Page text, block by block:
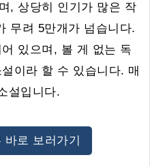
, 상당히 인기가 많은 작
무려 5만개가 넘습니다.
있으며, 볼 게 없는 독
이라 할 수 있습니다. 매
설입니다.
로 보러가기